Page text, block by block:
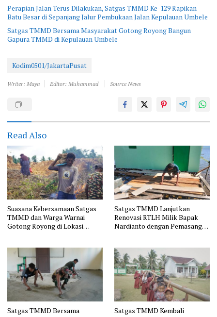
Perapian Jalan Terus Dilakukan, Satgas TMMD Ke-129 Rapikan
Batu Besar di Sepanjang Jalur Pembukaan Jalan Kepulauan Umbele
Satgas TMMD Bersama Masyarakat Gotong Royong Bangun
Gapura TMMD di Kepulauan Umbele
Kodim0501/JakartaPusat
Writer: Maya Editor: Muhammad Source News
Read Also
Suasana Kebersamaan Satgas
TMMD dan Warga Warnai
Gotong Royong di Lokasi
Satgas TMMD Lanjutkan
Renovasi RTLH Milik Bapak
Nardianto dengan Pemasangan
Satgas TMMD Bersama
Satgas TMMD Kembali